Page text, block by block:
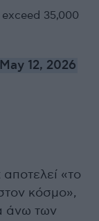
35,000
May 12, 2026
«το
κόσμο»,
άνω των